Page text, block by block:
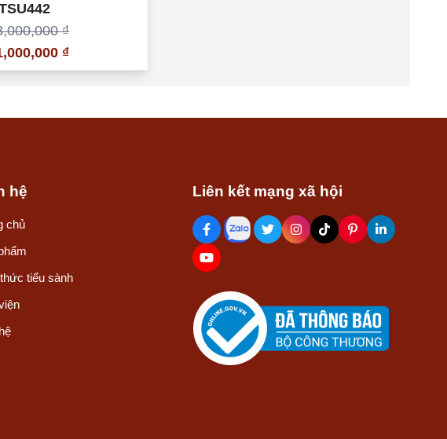
₫
₫
hệ
chủ
tiểu sành
Liên kết mạng xã hội